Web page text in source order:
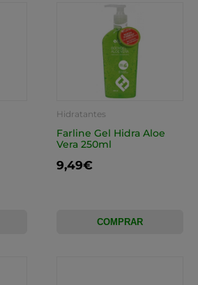
Hidratantes
Farline Gel Hidra Aloe
Vera 250ml
9,49€
COMPRAR